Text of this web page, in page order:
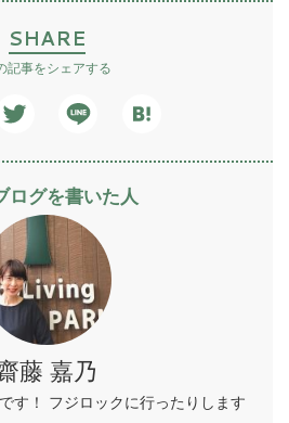
SHARE
記事をシェアする
ログを書いた人
藤 嘉乃
す！ フジロックに行ったりします